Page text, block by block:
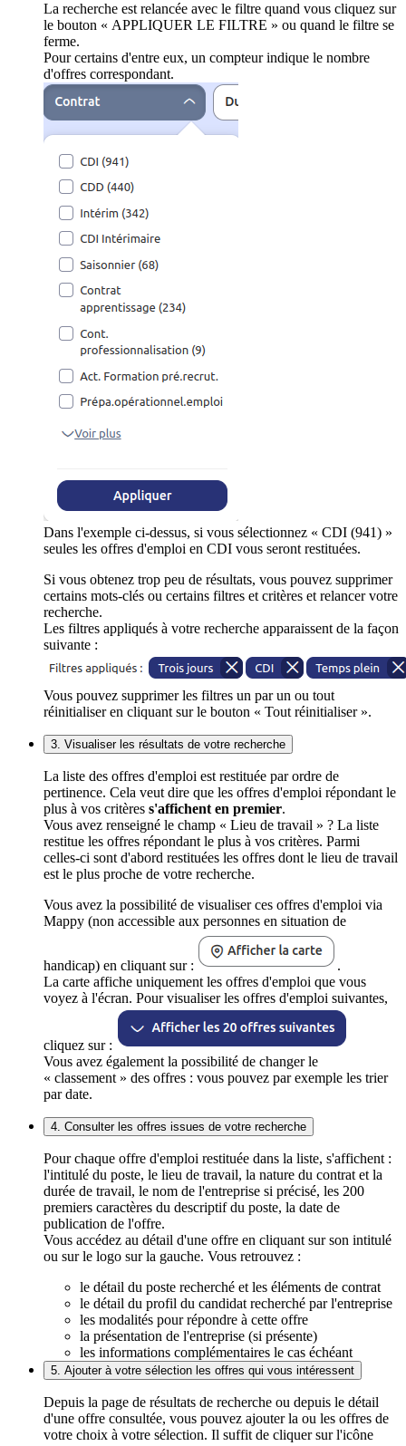
La recherche est relancée avec le filtre quand vous cliquez sur
le bouton « APPLIQUER LE FILTRE » ou quand le filtre se
ferme.
Pour certains d'entre eux, un compteur indique le nombre
d'offres correspondant.
Dans l'exemple ci-dessus, si vous sélectionnez « CDI (941) »
seules les offres d'emploi en CDI vous seront restituées.
Si vous obtenez trop peu de résultats, vous pouvez supprimer
certains mots-clés ou certains filtres et critères et relancer votre
recherche.
Les filtres appliqués à votre recherche apparaissent de la façon
suivante :
Vous pouvez supprimer les filtres un par un ou tout
réinitialiser en cliquant sur le bouton « Tout réinitialiser ».
3. Visualiser les résultats de votre recherche
La liste des offres d'emploi est restituée par ordre de
pertinence. Cela veut dire que les offres d'emploi répondant le
plus à vos critères s'affichent en premier.
Vous avez renseigné le champ « Lieu de travail » ? La liste
restitue les offres répondant le plus à vos critères. Parmi
celles-ci sont d'abord restituées les offres dont le lieu de travail
est le plus proche de votre recherche.
Vous avez la possibilité de visualiser ces offres d'emploi via
Mappy (non accessible aux personnes en situation de
handicap) en cliquant sur :
.
La carte affiche uniquement les offres d'emploi que vous
voyez à l'écran. Pour visualiser les offres d'emploi suivantes,
cliquez sur :
Vous avez également la possibilité de changer le
« classement » des offres : vous pouvez par exemple les trier
par date.
4. Consulter les offres issues de votre recherche
Pour chaque offre d'emploi restituée dans la liste, s'affichent :
l'intitulé du poste, le lieu de travail, la nature du contrat et la
durée de travail, le nom de l'entreprise si précisé, les 200
premiers caractères du descriptif du poste, la date de
publication de l'offre.
Vous accédez au détail d'une offre en cliquant sur son intitulé
ou sur le logo sur la gauche. Vous retrouvez :
le détail du poste recherché et les éléments de contrat
le détail du profil du candidat recherché par l'entreprise
les modalités pour répondre à cette offre
la présentation de l'entreprise (si présente)
les informations complémentaires le cas échéant
5. Ajouter à votre sélection les offres qui vous intéressent
Depuis la page de résultats de recherche ou depuis le détail
d'une offre consultée, vous pouvez ajouter la ou les offres de
votre choix à votre sélection. Il suffit de cliquer sur l'icône